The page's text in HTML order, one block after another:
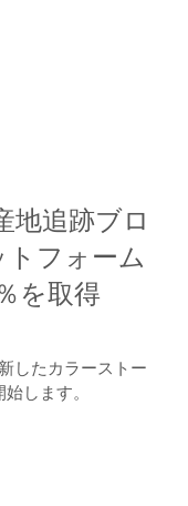
地追跡ブロ
フォーム
を取得
したカラーストー
します。